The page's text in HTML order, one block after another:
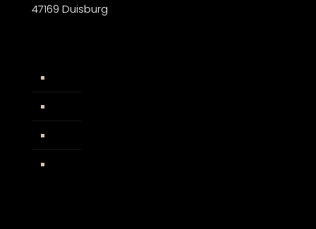
47169 Duisburg